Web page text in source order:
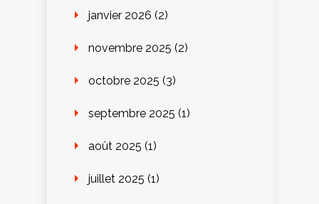
janvier 2026 (2)
novembre 2025 (2)
octobre 2025 (3)
septembre 2025 (1)
août 2025 (1)
juillet 2025 (1)